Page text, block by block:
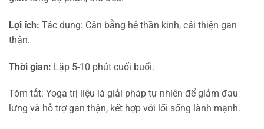
Lợi ích: Tác dụng: Cân bằng hệ thần kinh, cải thiện gan
thận.
Thời gian: Lặp 5-10 phút cuối buổi.
Tóm tắt: Yoga trị liệu là giải pháp tự nhiên để giảm đau
lưng và hỗ trợ gan thận, kết hợp với lối sống lành mạnh.